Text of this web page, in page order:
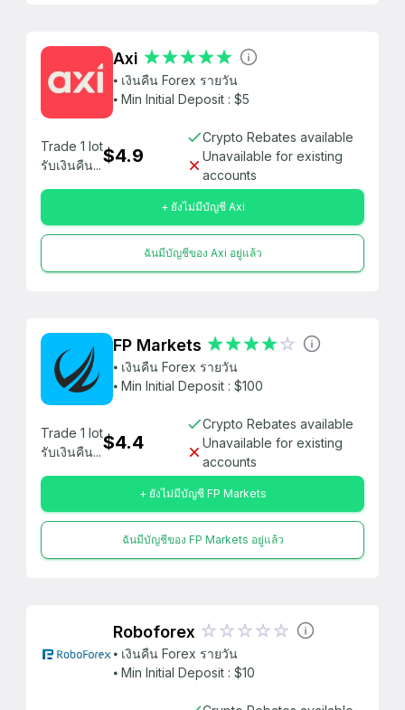
Axi
⦁ เงินคืน Forex รายวัน
⦁ Min Initial Deposit : $5
Trade 1 lot
รับเงินคืน...$4.9
Crypto Rebates available
Unavailable for existing
accounts
+ ยังไม่มีบัญชี Axi
ฉันมีบัญชีของ Axi อยู่แล้ว
FP Markets
⦁ เงินคืน Forex รายวัน
⦁ Min Initial Deposit : $100
Trade 1 lot
รับเงินคืน...$4.4
Crypto Rebates available
Unavailable for existing
accounts
+ ยังไม่มีบัญชี FP Markets
ฉันมีบัญชีของ FP Markets อยู่แล้ว
Roboforex
⦁ เงินคืน Forex รายวัน
⦁ Min Initial Deposit : $10